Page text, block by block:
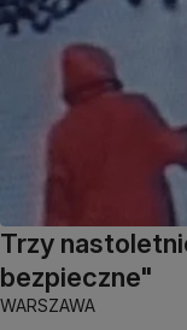
Trzy
bezpieczne"
WARSZAWA